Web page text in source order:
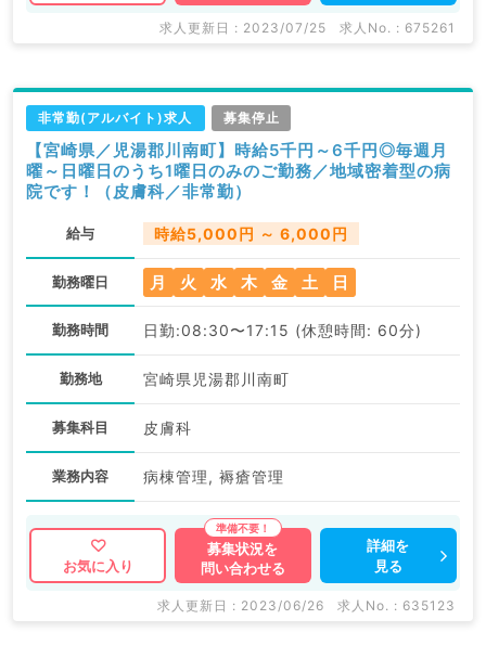
求人更新日 : 2023/07/25 求人No. : 675261
非常勤(アルバイト)求人 募集停止
【宮崎県／児湯郡川南町】時給5千円～6千円◎毎週月
曜～日曜日のうち1曜日のみのご勤務／地域密着型の病
院です！（皮膚科／非常勤）
給与 時給5,000円 ～ 6,000円
勤務曜日 月 火 水 木 金 土 日
勤務時間 日勤:08:30〜17:15 (休憩時間: 60分)
勤務地 宮崎県児湯郡川南町
募集科目 皮膚科
業務内容 病棟管理, 褥瘡管理
お気に入り
募集状況を
問い合わせる
詳細を
見る
求人更新日 : 2023/06/26 求人No. : 635123